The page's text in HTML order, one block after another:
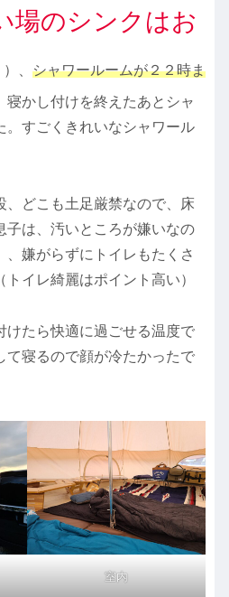
場のシンクはお
）、 シャワールームが２２時ま
寝かし付けを終えたあとシャ
。すごくきれいなシャワール
、どこも土足厳禁なので、床
子は、汚いところが嫌いなの
、嫌がらずにトイレもたくさ
イレ綺麗はポイント高い）
けたら快適に過ごせる温度で
て寝るので顔が冷たかったで
室内